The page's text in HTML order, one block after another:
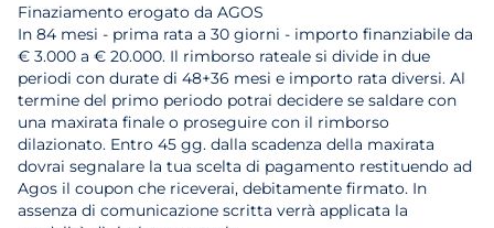
Finaziamento erogato da AGOS
In 84 mesi - prima rata a 30 giorni - importo finanziabile da
€ 3.000 a € 20.000. Il rimborso rateale si divide in due
periodi con durate di 48+36 mesi e importo rata diversi. Al
termine del primo periodo potrai decidere se saldare con
una maxirata finale o proseguire con il rimborso
dilazionato. Entro 45 gg. dalla scadenza della maxirata
dovrai segnalare la tua scelta di pagamento restituendo ad
Agos il coupon che riceverai, debitamente firmato. In
assenza di comunicazione scritta verrà applicata la